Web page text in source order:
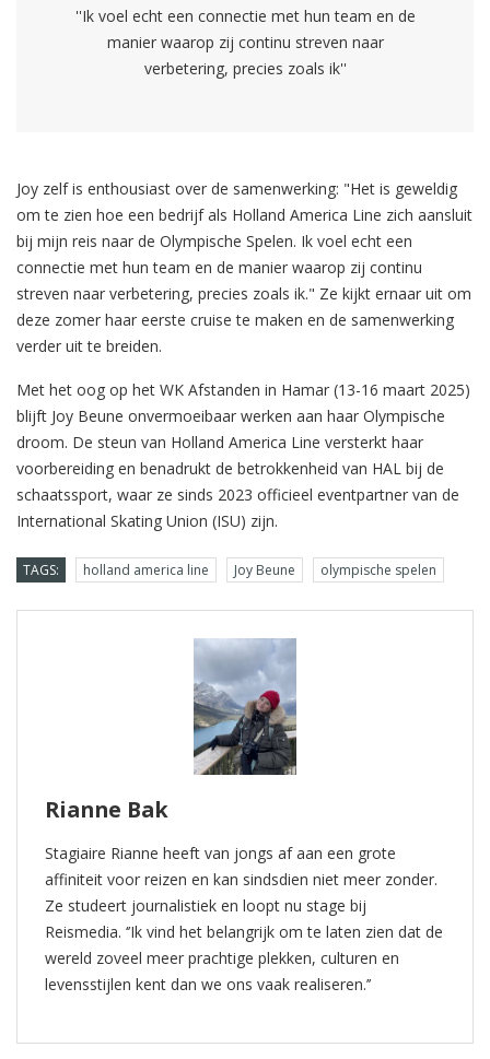
''Ik voel echt een connectie met hun team en de
manier waarop zij continu streven naar
verbetering, precies zoals ik''
Joy zelf is enthousiast over de samenwerking: "Het is geweldig
om te zien hoe een bedrijf als Holland America Line zich aansluit
bij mijn reis naar de Olympische Spelen. Ik voel echt een
connectie met hun team en de manier waarop zij continu
streven naar verbetering, precies zoals ik." Ze kijkt ernaar uit om
deze zomer haar eerste cruise te maken en de samenwerking
verder uit te breiden.
Met het oog op het WK Afstanden in Hamar (13-16 maart 2025)
blijft Joy Beune onvermoeibaar werken aan haar Olympische
droom. De steun van Holland America Line versterkt haar
voorbereiding en benadrukt de betrokkenheid van HAL bij de
schaatssport, waar ze sinds 2023 officieel eventpartner van de
International Skating Union (ISU) zijn.
TAGS: holland america line Joy Beune olympische spelen
Rianne Bak
Stagiaire Rianne heeft van jongs af aan een grote
affiniteit voor reizen en kan sindsdien niet meer zonder.
Ze studeert journalistiek en loopt nu stage bij
Reismedia. ‘’Ik vind het belangrijk om te laten zien dat de
wereld zoveel meer prachtige plekken, culturen en
levensstijlen kent dan we ons vaak realiseren.’’